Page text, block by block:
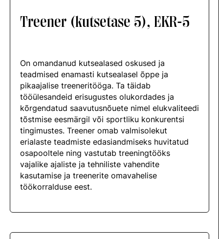
Edetabelid
Koolitused
Välisvõistlustel Osaleja Meelespea
VOLTIŽEERIMINE
Välisvõistlustel Osaleja Meelespea
Treener (kutsetase 5), EKR-5
On omandanud kutsealased oskused ja
teadmised enamasti kutsealasel õppe ja
pikaajalise treeneritööga. Ta täidab
tööülesandeid erisugustes olukordades ja
kõrgendatud saavutusnõuete nimel elukvaliteedi
tõstmise eesmärgil või sportliku konkurentsi
tingimustes. Treener omab valmisolekut
erialaste teadmiste edasiandmiseks huvitatud
osapooltele ning vastutab treeningtööks
vajalike ajaliste ja tehniliste vahendite
kasutamise ja treenerite omavahelise
töökorralduse eest.